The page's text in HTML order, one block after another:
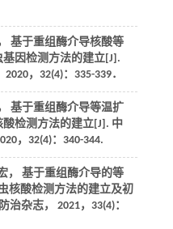
基于重组酶介导核酸等
因检测方法的建立[J].
2020， 32(4)：335-339．
基于重组酶介导等温扩
检测方法的建立[J]. 中
， 32(4)：340-344.
， 基于重组酶介导的等
核酸检测方法的建立及初
治杂志， 2021， 33(4)：